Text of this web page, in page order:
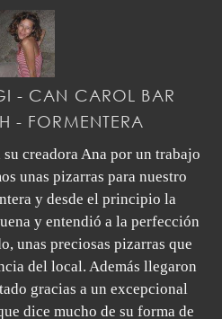
- CAN CAROL BAR
- FORMENTERA
creadora Ana por un trabajo
unas pizarras para nuestro
y desde el principio la
y entendió a la perfección
unas preciosas pizarras que
del local. Además llegaron
gracias a un excepcional
dice mucho de su forma de